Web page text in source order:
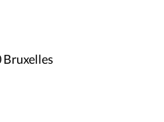
Bruxelles